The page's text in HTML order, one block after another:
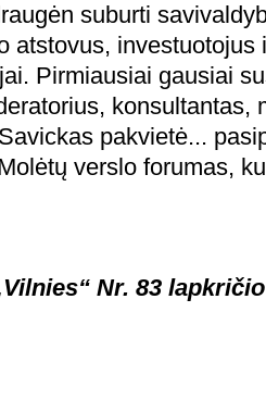
suburti
atstovus, investuotojus
Pirmiausiai gausiai
konsultantas,
pakvietė...
verslo forumas,
Nr. 83